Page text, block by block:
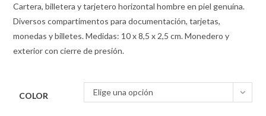
Cartera, billetera y tarjetero horizontal hombre en piel genuína.
Diversos compartimentos para documentación, tarjetas,
monedas y billetes. Medidas: 10 x 8,5 x 2,5 cm. Monedero y
exterior con cierre de presión.
COLOR Elige una opción